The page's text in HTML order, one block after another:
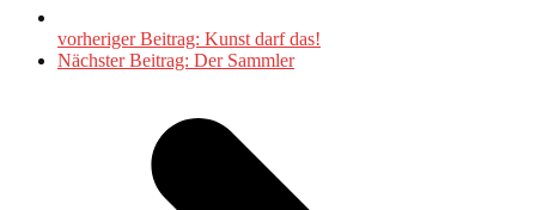
vorheriger Beitrag: Kunst darf das!
Nächster Beitrag: Der Sammler